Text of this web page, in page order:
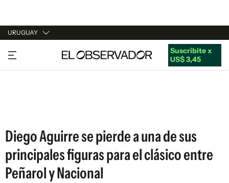
URUGUAY
URUGUAY
ARGENTINA
Suscribite x
US$ 3,45
Diego Aguirre se pierde a una de sus
principales figuras para el clásico entre
Peñarol y Nacional